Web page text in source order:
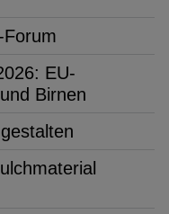
EU-
Birnen